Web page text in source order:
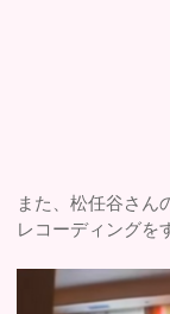
また、松任谷さん
レコーディングを